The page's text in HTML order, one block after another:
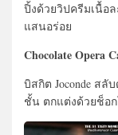
ปิ้งด้วยวิปครีมเนื้อ
แสนอร่อย
Chocolate Opera
บิสกิต Joconde สลั
ชั้น ตกแต่งด้วยช็อ